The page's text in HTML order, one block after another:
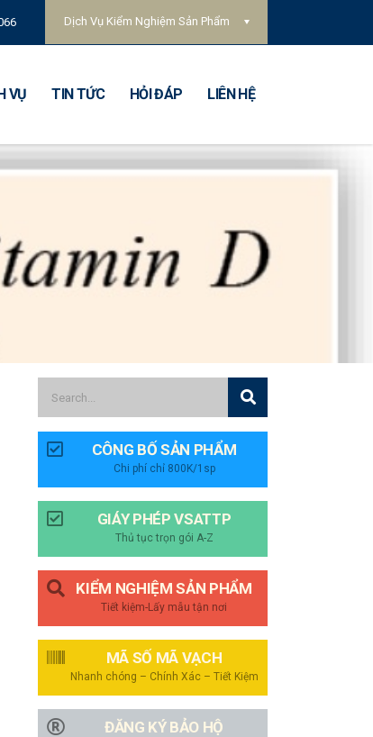
Dịch Vụ Kiểm Nghiệm Sản Phẩm
VỤ TIN TỨC HỎI ĐÁP LIÊN HỆ
CÔNG BỐ SẢN PHẨM
Chi phí chỉ 800K/1sp
GIÁY PHÉP VSATTP
Thủ tục trọn gói A-Z
KIỂM NGHIỆM SẢN PHẨM
Tiết kiệm-Lấy mẫu tận nơi
MÃ SỐ MÃ VẠCH
Nhanh chóng – Chính Xác – Tiết Kiệm
ĐĂNG KÝ BẢO HỘ